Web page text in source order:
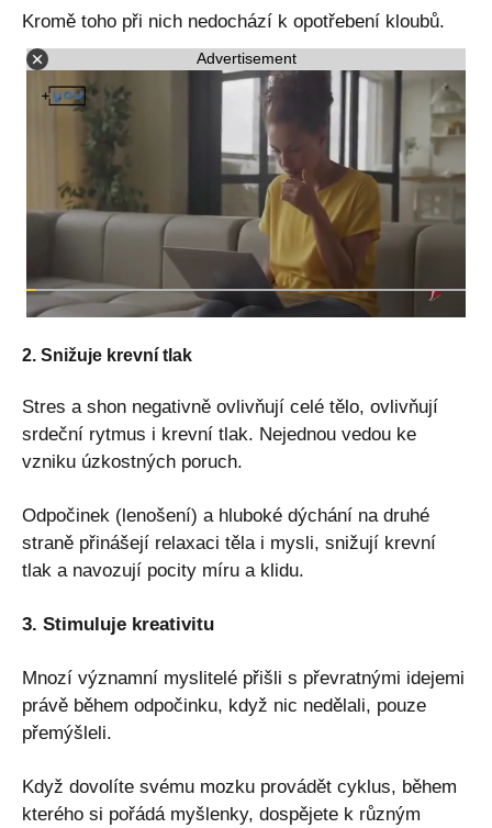
Kromě toho při nich nedochází k opotřebení kloubů.
Advertisement
2. Snižuje krevní tlak
Stres a shon negativně ovlivňují celé tělo, ovlivňují
srdeční rytmus i krevní tlak. Nejednou vedou ke
vzniku úzkostných poruch.
Odpočinek (lenošení) a hluboké dýchání na druhé
straně přinášejí relaxaci těla i mysli, snižují krevní
tlak a navozují pocity míru a klidu.
3. Stimuluje kreativitu
Mnozí významní myslitelé přišli s převratnými idejemi
právě během odpočinku, když nic nedělali, pouze
přemýšleli.
Když dovolíte svému mozku provádět cyklus, během
kterého si pořádá myšlenky, dospějete k různým